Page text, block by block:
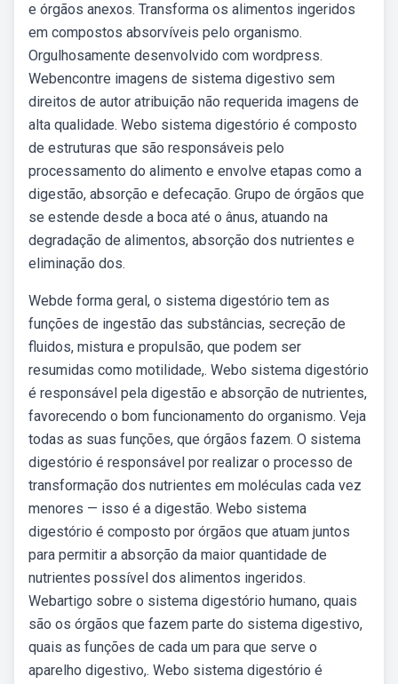
e órgãos anexos. Transforma os alimentos ingeridos
em compostos absorvíveis pelo organismo.
Orgulhosamente desenvolvido com wordpress.
Webencontre imagens de sistema digestivo sem
direitos de autor atribuição não requerida imagens de
alta qualidade. Webo sistema digestório é composto
de estruturas que são responsáveis pelo
processamento do alimento e envolve etapas como a
digestão, absorção e defecação. Grupo de órgãos que
se estende desde a boca até o ânus, atuando na
degradação de alimentos, absorção dos nutrientes e
eliminação dos.
Webde forma geral, o sistema digestório tem as
funções de ingestão das substâncias, secreção de
fluidos, mistura e propulsão, que podem ser
resumidas como motilidade,. Webo sistema digestório
é responsável pela digestão e absorção de nutrientes,
favorecendo o bom funcionamento do organismo. Veja
todas as suas funções, que órgãos fazem. O sistema
digestório é responsável por realizar o processo de
transformação dos nutrientes em moléculas cada vez
menores — isso é a digestão. Webo sistema
digestório é composto por órgãos que atuam juntos
para permitir a absorção da maior quantidade de
nutrientes possível dos alimentos ingeridos.
Webartigo sobre o sistema digestório humano, quais
são os órgãos que fazem parte do sistema digestivo,
quais as funções de cada um para que serve o
aparelho digestivo,. Webo sistema digestório é